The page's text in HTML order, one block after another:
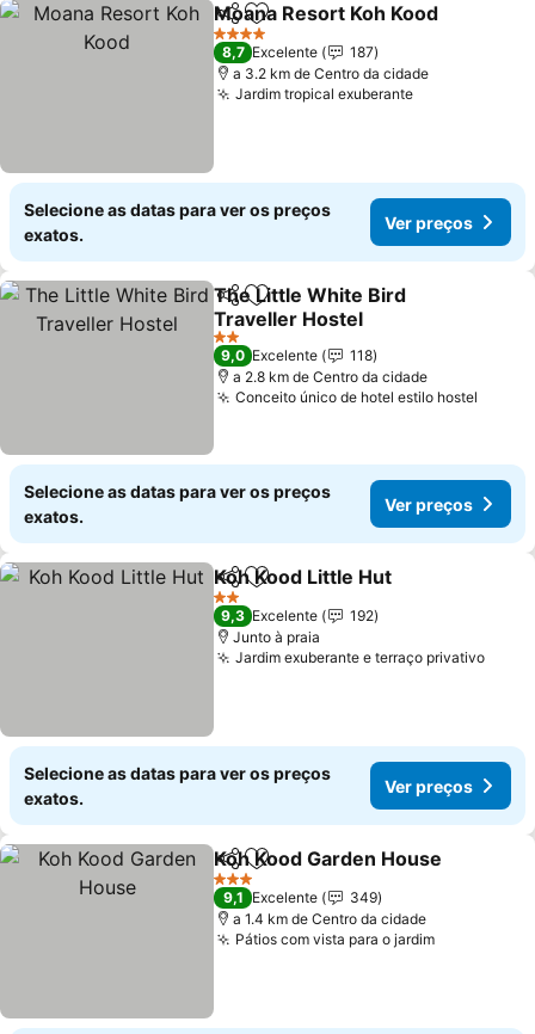
PartilharAdicionar aos favoritos
Moana Resort Koh Kood
4 Estrelas
8,7 Excelente
187
a 3.2 km de Centro da cidade
Jardim tropical exuberante
Selecione as datas para ver os preços
exatos.
Ver preços
PartilharAdicionar aos favoritos
The Little White Bird
Traveller Hostel
2 Estrelas
9,0 Excelente
118
a 2.8 km de Centro da cidade
Conceito único de hotel estilo hostel
Selecione as datas para ver os preços
exatos.
Ver preços
PartilharAdicionar aos favoritos
Koh Kood Little Hut
2 Estrelas
9,3 Excelente
192
Junto à praia
Jardim exuberante e terraço privativo
Selecione as datas para ver os preços
exatos.
Ver preços
PartilharAdicionar aos favoritos
Koh Kood Garden House
3 Estrelas
9,1 Excelente
349
a 1.4 km de Centro da cidade
Pátios com vista para o jardim